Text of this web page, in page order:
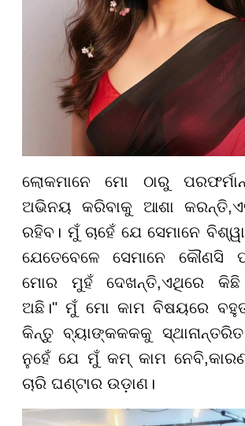
ଲୋକମାନେ ମୋ ଠାରୁ
ଅଭିନୟ କରିବାକୁ ଆଶା କରନ୍ତି,
ରହିବ। ମୁଁ ଚାହେଁ ଯେ ସେମାନେ
ଯେତେବେଳେ ସେମାନେ କୌଣସି
ମୋର ମୁହଁ ଦେଖନ୍ତି,ଏଥିରେ କିଛି
ଅଛି।" ମୁଁ ମୋ କାମ ବିଷୟରେ
କିନ୍ତୁ ବ୍ୟାଙ୍କକକକୁ
ନୁହେଁ ଯେ ମୁଁ କମ୍ କାମ ନେବି,
ଚାରି ଘଣ୍ଟାର ଉଡ଼ାଣ।